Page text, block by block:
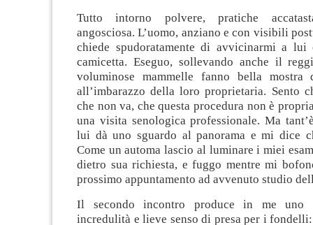
Tutto intorno polvere, pratiche
angosciosa. L’uomo, anziano e con visibili
chiede spudoratamente di avvicinarmi a
camicetta. Eseguo, sollevando anche il
voluminose mammelle fanno bella
all’imbarazzo della loro proprietaria. Sento
che non va, che questa procedura non è
una visita senologica professionale. Ma
lui dà uno sguardo al panorama e mi dice
Come un automa lascio al luminare i miei
dietro sua richiesta, e fuggo mentre mi
prossimo appuntamento ad avvenuto studio
Il secondo incontro produce in me uno
incredulità e lieve senso di presa per i